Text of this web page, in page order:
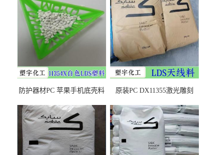
防护器材PC 苹果手机底壳料
之忧
原装PC DX11355激光雕刻